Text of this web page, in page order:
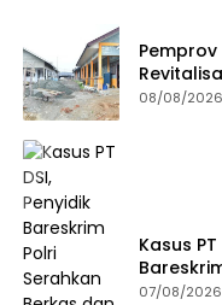
Jangkau
08/08/2026
Kasus PT
Berkas
07/08/2026